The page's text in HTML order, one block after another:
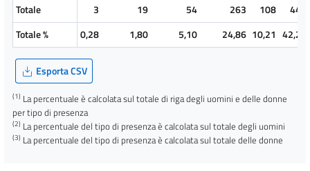
Totale 3 19 54 263 108
447
Totale %
0,28 1,80 5,10 24,86 10,21 42,25
Esporta CSV
(1) La percentuale è calcolata sul totale di riga degli uomini e delle donne
per tipo di presenza
(2) La percentuale del tipo di presenza è calcolata sul totale degli uomini
(3) La percentuale del tipo di presenza è calcolata sul totale delle donne